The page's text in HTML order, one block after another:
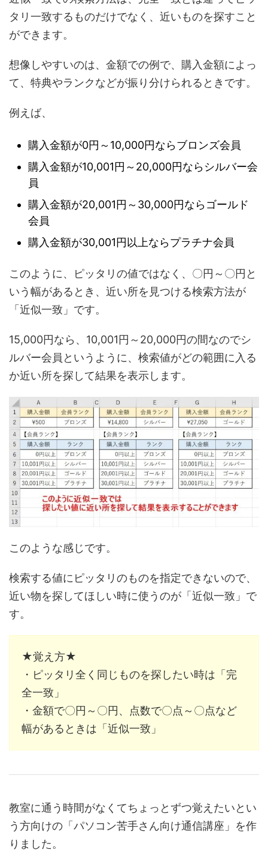
タリ一致するものだけでなく、近いものを探すこと
ができます。
想像しやすいのは、金額での例で、購入金額によっ
て、特典やランクなどが振り分けられるときです。
例えば、
購入金額が0円～10,000円ならブロンズ会員
購入金額が10,001円～20,000円ならシルバー会
員
購入金額が20,001円～30,000円ならゴールド
会員
購入金額が30,001円以上ならプラチナ会員
このように、ピッタリの値ではなく、〇円～〇円と
いう幅があるとき、近い所を見つける検索方法が
「近似一致」です。
15,000円なら、10,001円～20,000円の間なのでシ
ルバー会員というように、検索値がどの範囲に入る
か近い所を探して結果を表示します。
このような感じです。
検索する値にピッタリのものを指定できないので、
近い物を探してほしい時に使うのが「近似一致」で
す。
★覚え方★
・ピッタリ全く同じものを探したい時は「完
全一致」
・金額で〇円～〇円、点数で〇点～〇点など
幅があるときは「近似一致」
教室に通う時間がなくてちょっとずつ覚えたいとい
う方向けの「パソコン苦手さん向け通信講座」を作
りました。